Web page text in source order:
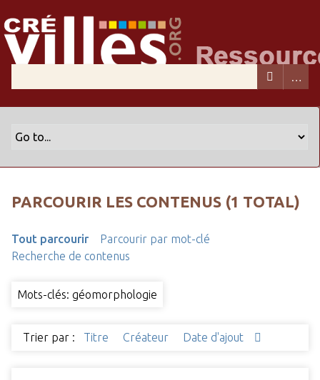
PARCOURIR LES CONTENUS (1 TOTAL)
Tout parcourir
Parcourir par mot-clé
Recherche de contenus
Mots-clés: géomorphologie
Trier par : Titre Créateur Date d'ajout